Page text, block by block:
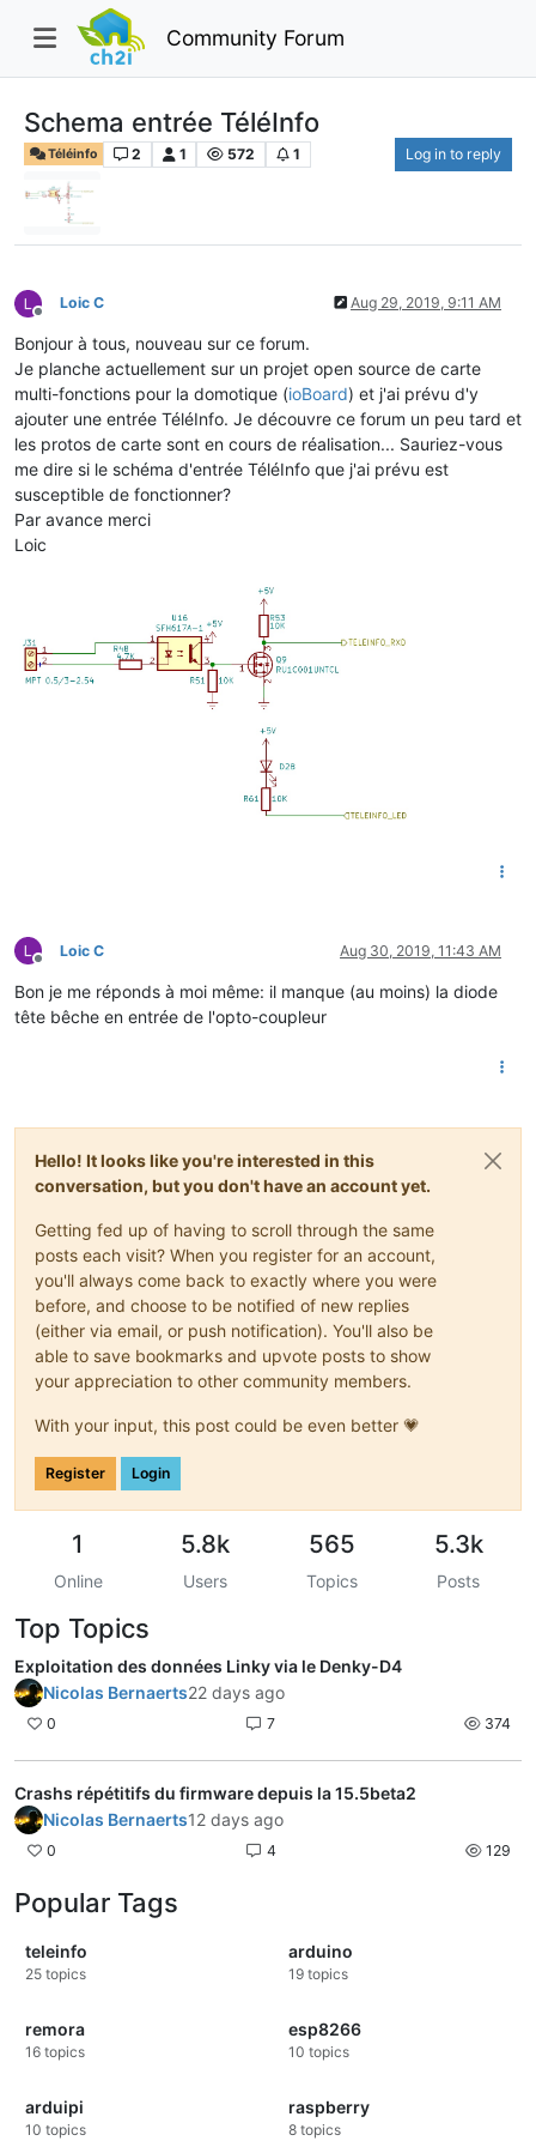
Community Forum
Schema entrée TéléInfo
Téléinfo 2 1 572 1 Log in to reply
Offline
Loic C Aug 29, 2019, 9:11 AM
Bonjour à tous, nouveau sur ce forum.
Je planche actuellement sur un projet open source de carte
multi-fonctions pour la domotique (ioBoard) et j'ai prévu d'y
ajouter une entrée TéléInfo. Je découvre ce forum un peu tard et
les protos de carte sont en cours de réalisation... Sauriez-vous
me dire si le schéma d'entrée TéléInfo que j'ai prévu est
susceptible de fonctionner?
Par avance merci
Loic
Offline
Loic C Aug 30, 2019, 11:43 AM
Bon je me réponds à moi même: il manque (au moins) la diode
tête bêche en entrée de l'opto-coupleur
Hello! It looks like you're interested in this
conversation, but you don't have an account yet.
Getting fed up of having to scroll through the same
posts each visit? When you register for an account,
you'll always come back to exactly where you were
before, and choose to be notified of new replies
(either via email, or push notification). You'll also be
able to save bookmarks and upvote posts to show
your appreciation to other community members.
With your input, this post could be even better 💗
Register Login
1
Online
5.8k
Users
565
Topics
5.3k
Posts
Top Topics
Exploitation des données Linky via le Denky-D4
Nicolas Bernaerts22 days ago
0 7 374
Crashs répétitifs du firmware depuis la 15.5beta2
Nicolas Bernaerts12 days ago
0 4 129
Popular Tags
teleinfo
25 topics
arduino
19 topics
remora
16 topics
esp8266
10 topics
arduipi
10 topics
raspberry
8 topics